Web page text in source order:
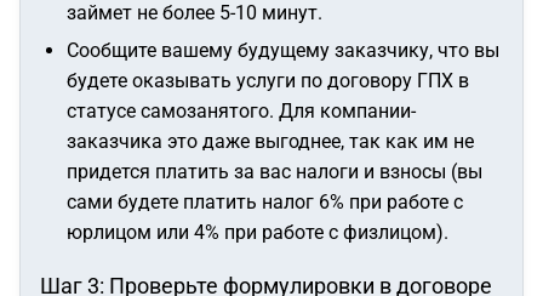
займет не более 5-10 минут.
Сообщите вашему будущему заказчику, что вы
будете оказывать услуги по договору ГПХ в
статусе самозанятого. Для компании-
заказчика это даже выгоднее, так как им не
придется платить за вас налоги и взносы (вы
сами будете платить налог 6% при работе с
юрлицом или 4% при работе с физлицом).
Шаг 3: Проверьте формулировки в договоре